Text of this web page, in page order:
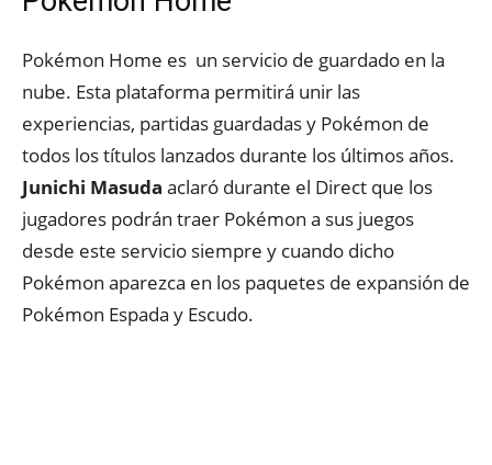
Pokémon Home es un servicio de guardado en la
nube. Esta plataforma permitirá unir las
experiencias, partidas guardadas y Pokémon de
todos los títulos lanzados durante los últimos años.
Junichi Masuda aclaró durante el Direct que los
jugadores podrán traer Pokémon a sus juegos
desde este servicio siempre y cuando dicho
Pokémon aparezca en los paquetes de expansión de
Pokémon Espada y Escudo.